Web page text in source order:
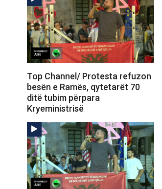
Top Channel/ Protesta refuzon
besën e Ramës, qytetarët 70
ditë tubim përpara
Kryeministrisë